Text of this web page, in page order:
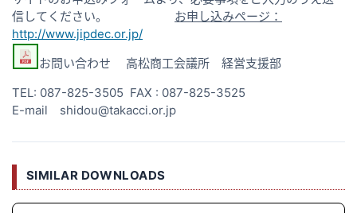
信してください。 お申し込みページ：
http://www.jipdec.or.jp/
お問い合わせ 高松商工会議所 経営支援部
TEL: 087-825-3505 FAX : 087-825-3525
E-mail shidou@takacci.or.jp
SIMILAR DOWNLOADS